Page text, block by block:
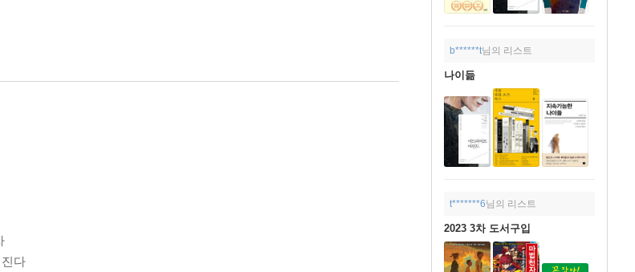
b******t님의 리스트
나이듦
t*******6님의 리스트
2023 3차 도서구입
다